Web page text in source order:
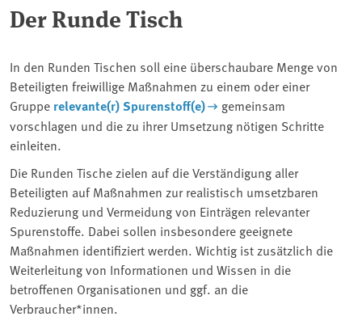
Der Runde Tisch
In den Runden Tischen soll eine überschaubare Menge von
Beteiligten freiwillige Maßnahmen zu einem oder einer
Gruppe relevante(r) Spurenstoff(e)
gemeinsam
vorschlagen und die zu ihrer Umsetzung nötigen Schritte
einleiten.
Die Runden Tische zielen auf die Verständigung aller
Beteiligten auf Maßnahmen zur realistisch umsetzbaren
Reduzierung und Vermeidung von Einträgen relevanter
Spurenstoffe. Dabei sollen insbesondere geeignete
Maßnahmen identifiziert werden. Wichtig ist zusätzlich die
Weiterleitung von Informationen und Wissen in die
betroffenen Organisationen und ggf. an die
Verbraucher*innen.